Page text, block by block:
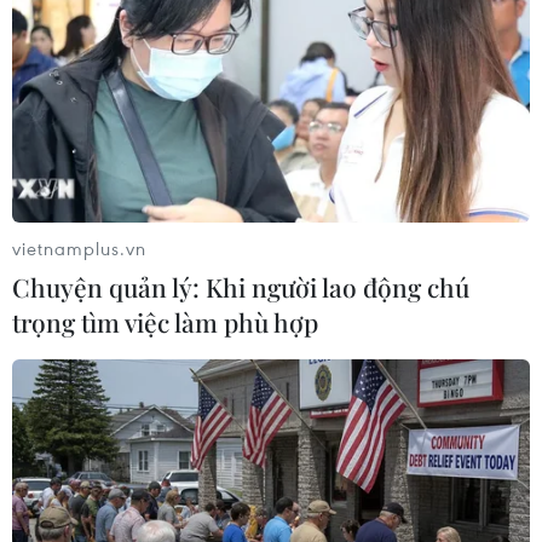
Vấn đề người di cư: Đức
khôi phục cơ chế trả người
xin tị nạn về Italy
09/08/2026 14:40
Pháp cảnh giác nguy cơ
thao túng thông tin trước
bầu cử tổng thống năm
2027
09/08/2026 07:45
hòa bình Armenia-
Azerbaijan và sáng kiến
TRIPP
09/08/2026 06:56
đẩy 34 tỉnh của Pháp vào
mức nguy cơ cháy rừng cao
08/08/2026 23:59
vietnamplus.vn
Chuyện quản lý: Khi người lao động chú
trọng tìm việc làm phù hợp